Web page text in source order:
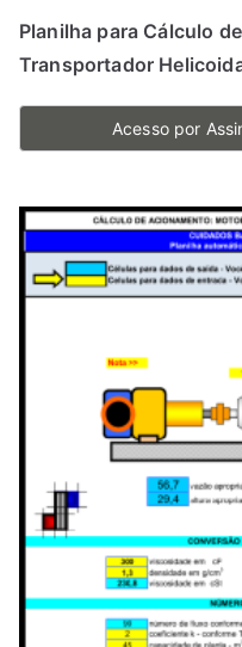
Planilha para Cálculo
Transportador
Acesso por